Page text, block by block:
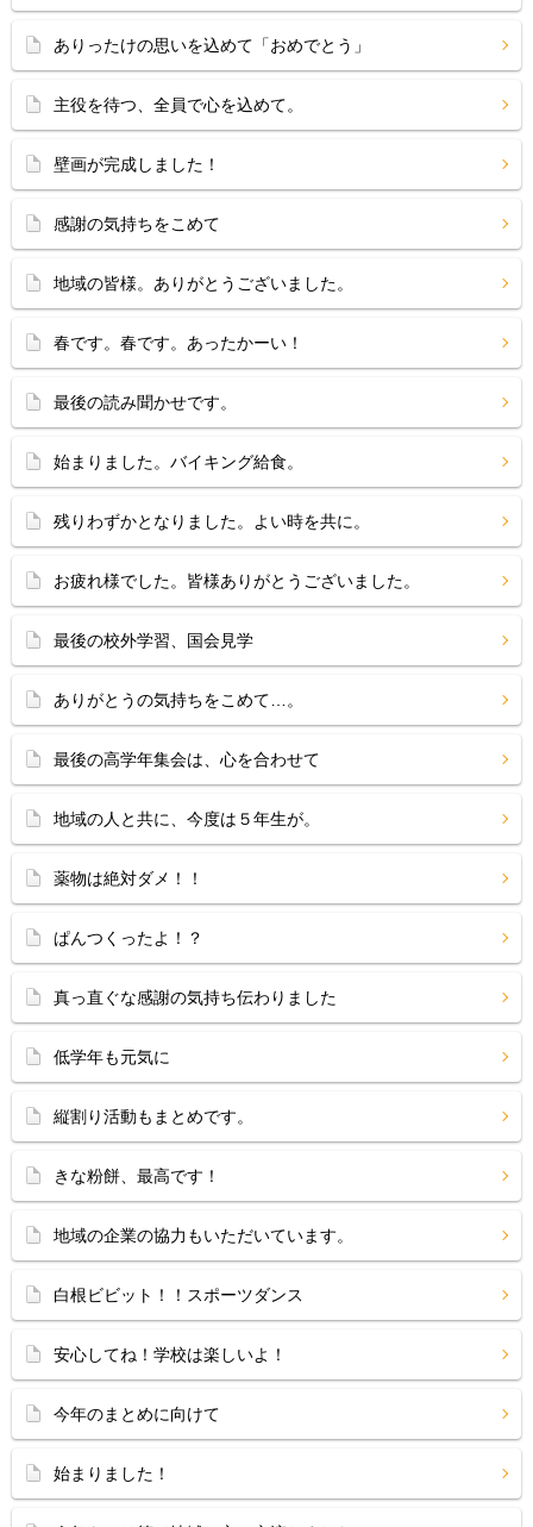
ありったけの思いを込めて「おめでとう」
主役を待つ、全員で心を込めて。
壁画が完成しました！
感謝の気持ちをこめて
地域の皆様。ありがとうございました。
春です。春です。あったかーい！
最後の読み聞かせです。
始まりました。バイキング給食。
残りわずかとなりました。よい時を共に。
お疲れ様でした。皆様ありがとうございました。
最後の校外学習、国会見学
ありがとうの気持ちをこめて…。
最後の高学年集会は、心を合わせて
地域の人と共に、今度は５年生が。
薬物は絶対ダメ！！
ぱんつくったよ！？
真っ直ぐな感謝の気持ち伝わりました
低学年も元気に
縦割り活動もまとめです。
きな粉餅、最高です！
地域の企業の協力もいただいています。
白根ビビット！！スポーツダンス
安心してね！学校は楽しいよ！
今年のまとめに向けて
始まりました！